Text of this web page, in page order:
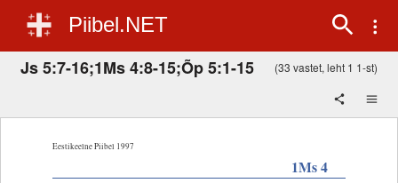
Piibel.NET
Js 5:7-16;1Ms 4:8-15;Õp 5:1-15 (33 vastet, leht 1 1-st)
Eestikeelne Piibel 1997
1Ms 4